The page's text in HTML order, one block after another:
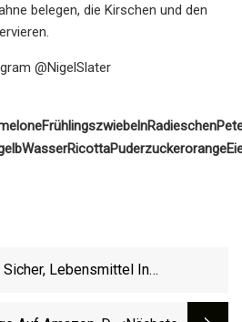
belegen, die Kirschen und den
@NigelSlater
FrühlingszwiebelnRadieschen
WasserRicottaPuderzuckerorange
Sicher, Lebensmittel In